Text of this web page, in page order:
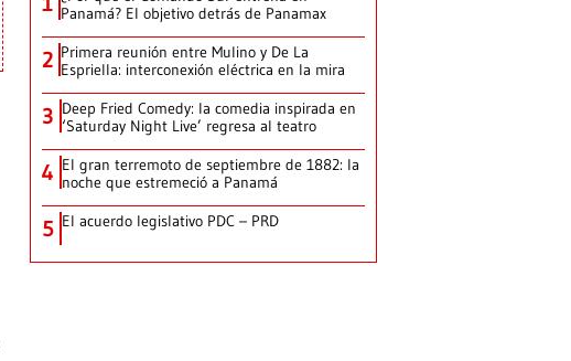
Panamá? El objetivo detrás de Panamax
2 Primera reunión entre Mulino y De La
Espriella: interconexión eléctrica en la mira
3 Deep Fried Comedy: la comedia inspirada en
‘Saturday Night Live’ regresa al teatro
4 El gran terremoto de septiembre de 1882: la
noche que estremeció a Panamá
5 El acuerdo legislativo PDC – PRD